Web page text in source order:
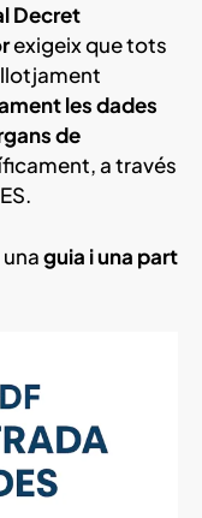
Decret
exigeix que tots
les dades
de
a través
guia i una part